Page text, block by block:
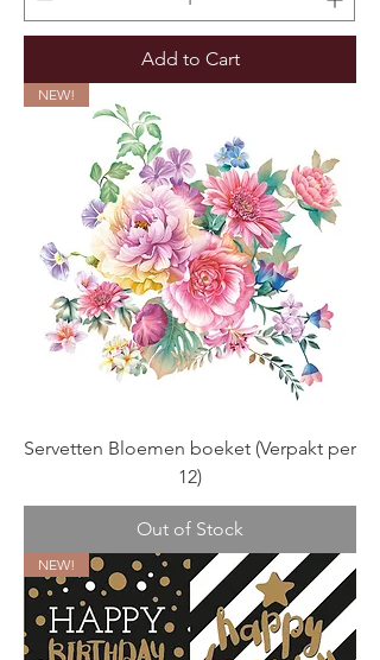
Add to Cart
NEW!
Servetten Bloemen boeket (Verpakt per
12)
Out of Stock
NEW!